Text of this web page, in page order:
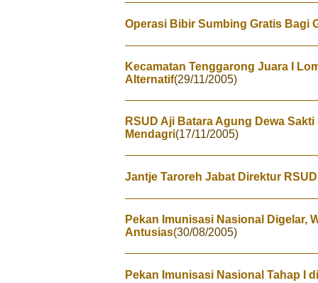
Operasi Bibir Sumbing Gratis Bagi
Kecamatan Tenggarong Juara I
Alternatif(29/11/2005)
RSUD Aji Batara Agung Dewa
Mendagri(17/11/2005)
Jantje Taroreh Jabat Direktur
Pekan Imunisasi Nasional Digelar,
Antusias(30/08/2005)
Pekan Imunisasi Nasional Tahap I